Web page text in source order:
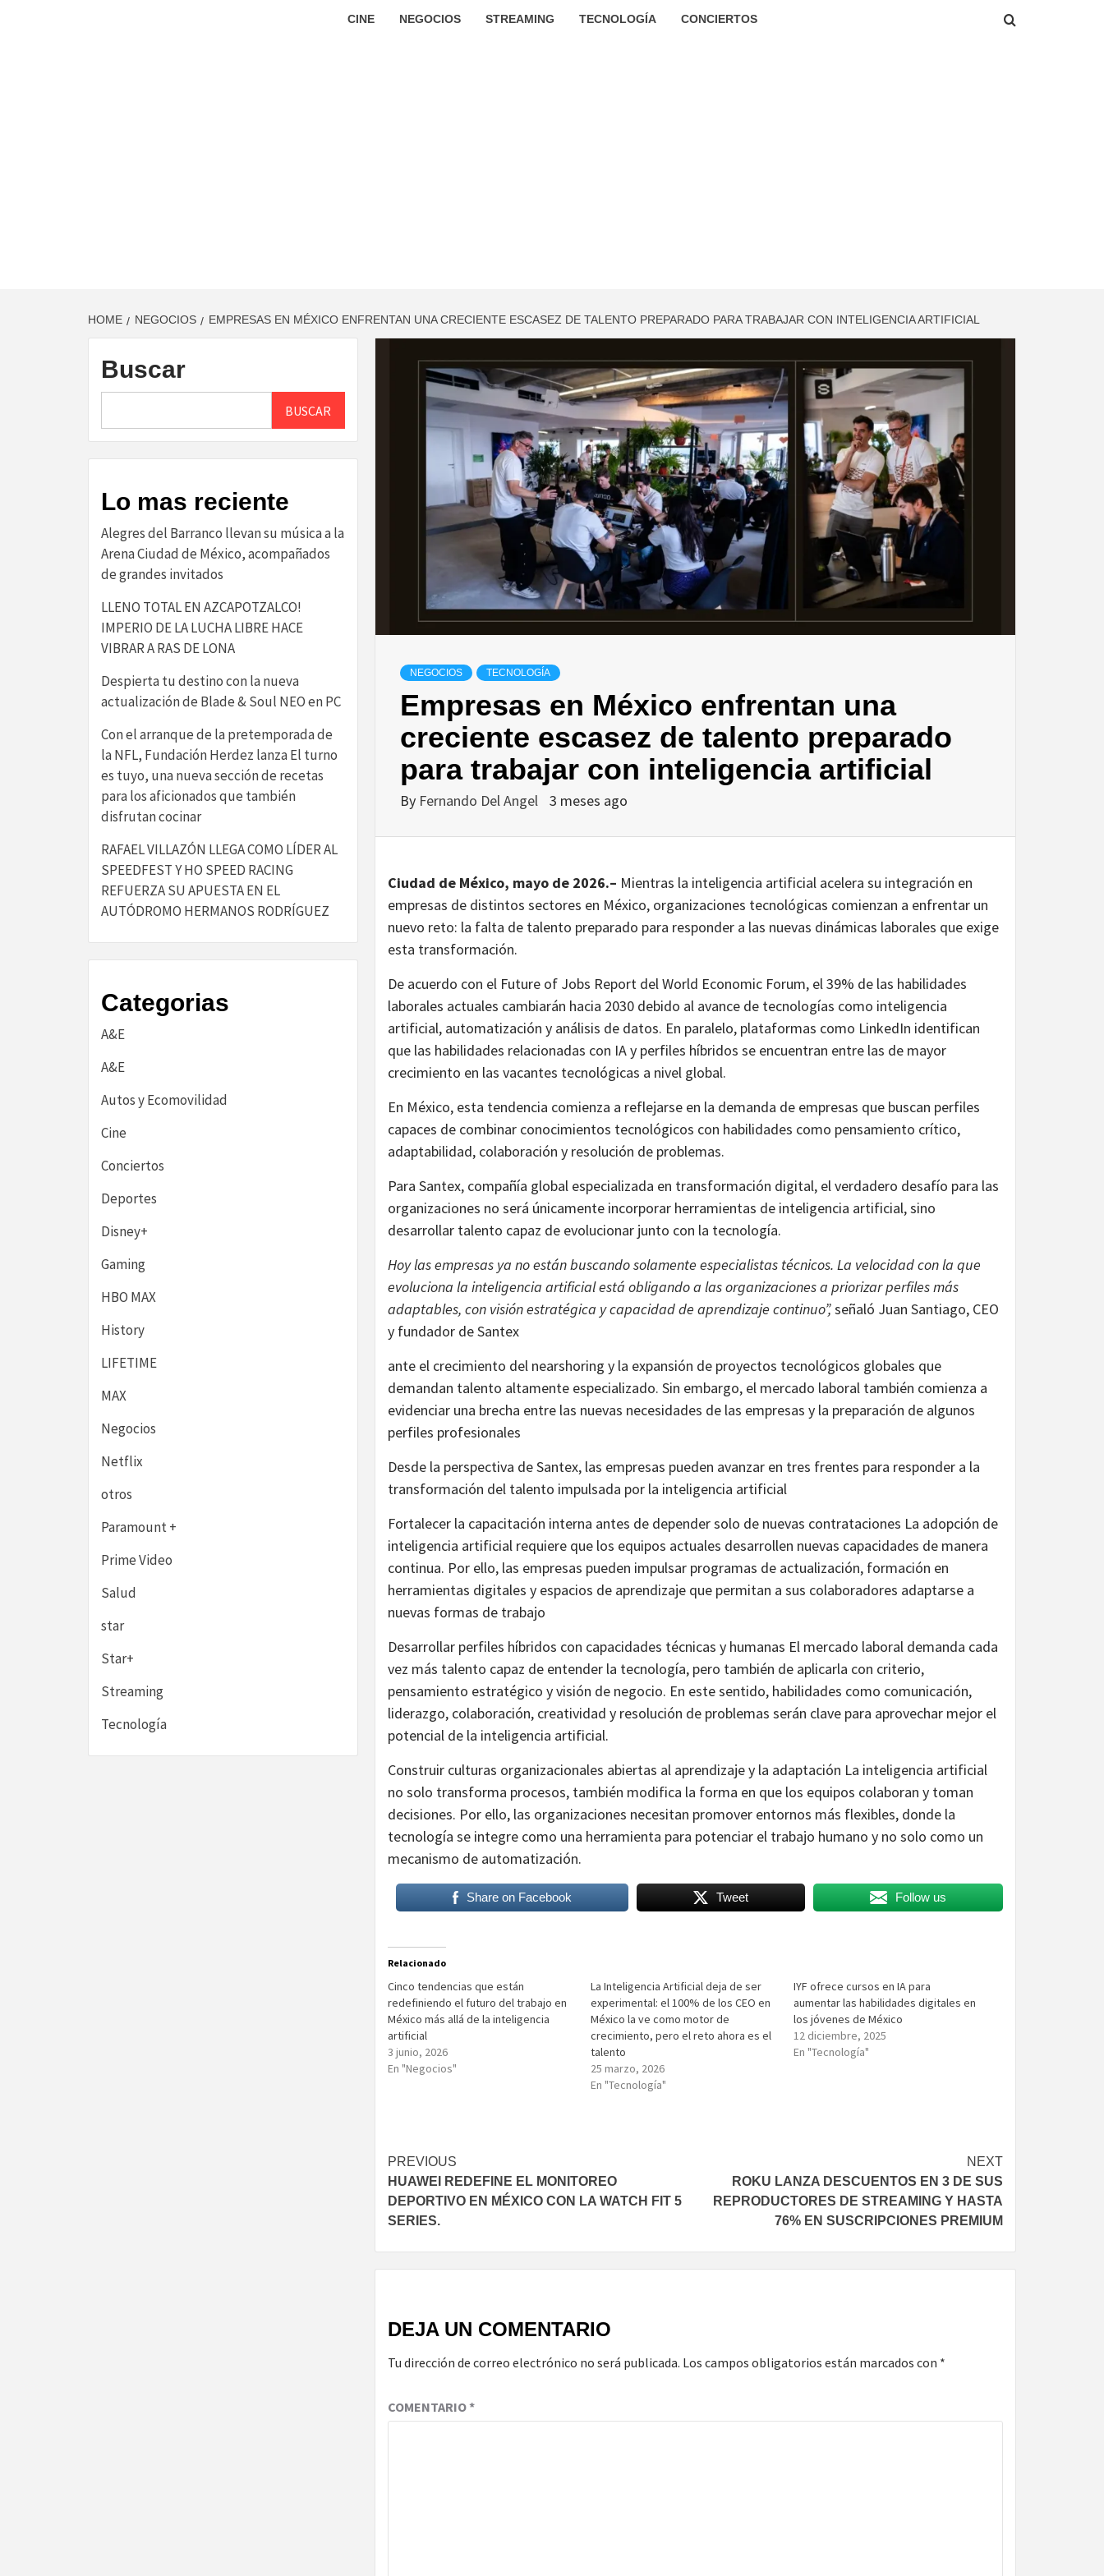
CINE NEGOCIOS STREAMING TECNOLOGÍA CONCIERTOS
HOME NEGOCIOS EMPRESAS EN MÉXICO ENFRENTAN UNA CRECIENTE ESCASEZ DE TALENTO PREPARADO PARA TRABAJAR CON INTELIGENCIA ARTIFICIAL
NEGOCIOS TECNOLOGÍA
Empresas en México enfrentan una
creciente escasez de talento preparado
para trabajar con inteligencia artificial
By Fernando Del Angel 3 meses ago
Ciudad de México, mayo de 2026.– Mientras la inteligencia artificial acelera su integración en
empresas de distintos sectores en México, organizaciones tecnológicas comienzan a enfrentar un
nuevo reto: la falta de talento preparado para responder a las nuevas dinámicas laborales que exige
esta transformación.
De acuerdo con el Future of Jobs Report del World Economic Forum, el 39% de las habilidades
laborales actuales cambiarán hacia 2030 debido al avance de tecnologías como inteligencia
artificial, automatización y análisis de datos. En paralelo, plataformas como LinkedIn identifican
que las habilidades relacionadas con IA y perfiles híbridos se encuentran entre las de mayor
crecimiento en las vacantes tecnológicas a nivel global.
En México, esta tendencia comienza a reflejarse en la demanda de empresas que buscan perfiles
capaces de combinar conocimientos tecnológicos con habilidades como pensamiento crítico,
adaptabilidad, colaboración y resolución de problemas.
Para Santex, compañía global especializada en transformación digital, el verdadero desafío para las
organizaciones no será únicamente incorporar herramientas de inteligencia artificial, sino
desarrollar talento capaz de evolucionar junto con la tecnología.
Hoy las empresas ya no están buscando solamente especialistas técnicos. La velocidad con la que
evoluciona la inteligencia artificial está obligando a las organizaciones a priorizar perfiles más
adaptables, con visión estratégica y capacidad de aprendizaje continuo”,señaló Juan Santiago, CEO
y fundador de Santex
ante el crecimiento del nearshoring y la expansión de proyectos tecnológicos globales que
demandan talento altamente especializado. Sin embargo, el mercado laboral también comienza a
evidenciar una brecha entre las nuevas necesidades de las empresas y la preparación de algunos
perfiles profesionales
Desde la perspectiva de Santex, las empresas pueden avanzar en tres frentes para responder a la
transformación del talento impulsada por la inteligencia artificial
Fortalecer la capacitación interna antes de depender solo de nuevas contrataciones La adopción de
inteligencia artificial requiere que los equipos actuales desarrollen nuevas capacidades de manera
continua. Por ello, las empresas pueden impulsar programas de actualización, formación en
herramientas digitales y espacios de aprendizaje que permitan a sus colaboradores adaptarse a
nuevas formas de trabajo
Desarrollar perfiles híbridos con capacidades técnicas y humanas El mercado laboral demanda cada
vez más talento capaz de entender la tecnología, pero también de aplicarla con criterio,
pensamiento estratégico y visión de negocio. En este sentido, habilidades como comunicación,
liderazgo, colaboración, creatividad y resolución de problemas serán clave para aprovechar mejor el
potencial de la inteligencia artificial.
Construir culturas organizacionales abiertas al aprendizaje y la adaptación La inteligencia artificial
no solo transforma procesos, también modifica la forma en que los equipos colaboran y toman
decisiones. Por ello, las organizaciones necesitan promover entornos más flexibles, donde la
tecnología se integre como una herramienta para potenciar el trabajo humano y no solo como un
mecanismo de automatización.
Share on Facebook Tweet Follow us
Relacionado
Cinco tendencias que están
redefiniendo el futuro del trabajo en
México más allá de la inteligencia
artificial
3 junio, 2026
En "Negocios"
La Inteligencia Artificial deja de ser
experimental: el 100% de los CEO en
México la ve como motor de
crecimiento, pero el reto ahora es el
talento
25 marzo, 2026
En "Tecnología"
IYF ofrece cursos en IA para
aumentar las habilidades digitales en
los jóvenes de México
12 diciembre, 2025
En "Tecnología"
Post
navigation
PREVIOUS
HUAWEI REDEFINE EL MONITOREO
DEPORTIVO EN MÉXICO CON LA WATCH FIT 5
SERIES.
NEXT
ROKU LANZA DESCUENTOS EN 3 DE SUS
REPRODUCTORES DE STREAMING Y HASTA
76% EN SUSCRIPCIONES PREMIUM
DEJA UN COMENTARIO
Tu dirección de correo electrónico no será publicada. Los campos obligatorios están marcados con *
COMENTARIO*
Buscar
BUSCAR
Lo mas reciente
Alegres del Barranco llevan su música a la
Arena Ciudad de México, acompañados
de grandes invitados
LLENO TOTAL EN AZCAPOTZALCO!
IMPERIO DE LA LUCHA LIBRE HACE
VIBRAR A RAS DE LONA
Despierta tu destino con la nueva
actualización de Blade & Soul NEO en PC
Con el arranque de la pretemporada de
la NFL, Fundación Herdez lanza El turno
es tuyo, una nueva sección de recetas
para los aficionados que también
disfrutan cocinar
RAFAEL VILLAZÓN LLEGA COMO LÍDER AL
SPEEDFEST Y HO SPEED RACING
REFUERZA SU APUESTA EN EL
AUTÓDROMO HERMANOS RODRÍGUEZ
Categorias
A&E
A&E
Autos y Ecomovilidad
Cine
Conciertos
Deportes
Disney+
Gaming
HBO MAX
History
LIFETIME
MAX
Negocios
Netflix
otros
Paramount +
Prime Video
Salud
star
Star+
Streaming
Tecnología